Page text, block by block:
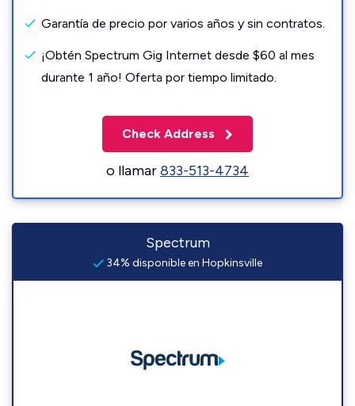
Garantía de precio por varios años y sin contratos.
¡Obtén Spectrum Gig Internet desde $60 al mes
durante 1 año! Oferta por tiempo limitado.
Check Address
o llamar833-513-4734
Spectrum
34% disponible en Hopkinsville